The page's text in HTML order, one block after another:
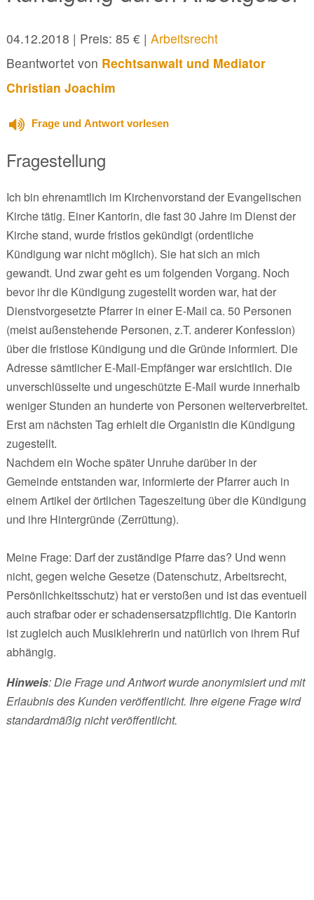
04.12.2018 | Preis: 85 € | Arbeitsrecht
Beantwortet von Rechtsanwalt und Mediator
Christian Joachim
Frage und Antwort vorlesen
Fragestellung
Ich bin ehrenamtlich im Kirchenvorstand der Evangelischen
Kirche tätig. Einer Kantorin, die fast 30 Jahre im Dienst der
Kirche stand, wurde fristlos gekündigt (ordentliche
Kündigung war nicht möglich). Sie hat sich an mich
gewandt. Und zwar geht es um folgenden Vorgang. Noch
bevor ihr die Kündigung zugestellt worden war, hat der
Dienstvorgesetzte Pfarrer in einer E-Mail ca. 50 Personen
(meist außenstehende Personen, z.T. anderer Konfession)
über die fristlose Kündigung und die Gründe informiert. Die
Adresse sämtlicher E-Mail-Empfänger war ersichtlich. Die
unverschlüsselte und ungeschützte E-Mail wurde innerhalb
weniger Stunden an hunderte von Personen weiterverbreitet.
Erst am nächsten Tag erhielt die Organistin die Kündigung
zugestellt.
Nachdem ein Woche später Unruhe darüber in der
Gemeinde entstanden war, informierte der Pfarrer auch in
einem Artikel der örtlichen Tageszeitung über die Kündigung
und ihre Hintergründe (Zerrüttung).
Meine Frage: Darf der zuständige Pfarre das? Und wenn
nicht, gegen welche Gesetze (Datenschutz, Arbeitsrecht,
Persönlichkeitsschutz) hat er verstoßen und ist das eventuell
auch strafbar oder er schadensersatzpflichtig. Die Kantorin
ist zugleich auch Musiklehrerin und natürlich von ihrem Ruf
abhängig.
Hinweis: Die Frage und Antwort wurde anonymisiert und mit
Erlaubnis des Kunden veröffentlicht. Ihre eigene Frage wird
standardmäßig nicht veröffentlicht.